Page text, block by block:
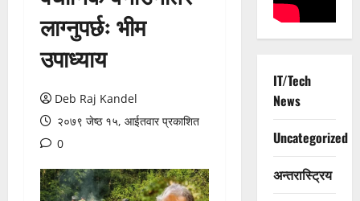
लाग्नुपर्छः भीम
उपाध्याय
Deb Raj Kandel
२०७९ जेष्ठ १५, आईतवार प्रकाशित
0
IT/Tech
News
Uncategorized
अन्तरास्ट्रिय